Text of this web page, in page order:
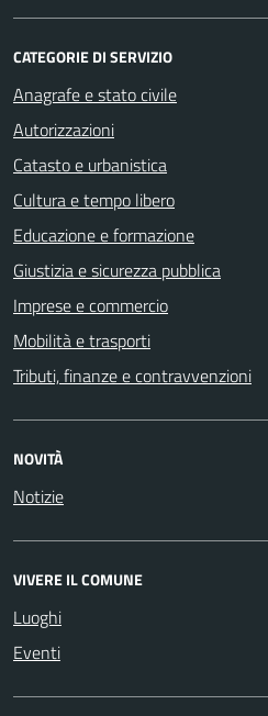
CATEGORIE DI SERVIZIO
Anagrafe e stato civile
Autorizzazioni
Catasto e urbanistica
Cultura e tempo libero
Educazione e formazione
Giustizia e sicurezza pubblica
Imprese e commercio
Mobilità e trasporti
Tributi, finanze e contravvenzioni
NOVITÀ
Notizie
VIVERE IL COMUNE
Luoghi
Eventi